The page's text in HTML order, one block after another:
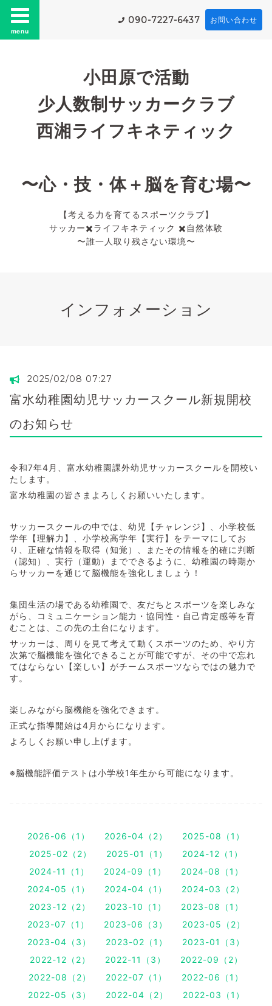
menu
090-7227-6437 お問い合わせ
小田原で活動
少人数制サッカークラブ
西湘ライフキネティック
〜心・技・体＋脳を育む場〜
【考える力を育てるスポーツクラブ】
サッカー✖️ライフキネティック ✖️自然体験
〜誰一人取り残さない環境〜
インフォメーション
2025/02/08 07:27
富水幼稚園幼児サッカースクール新規開校
のお知らせ
令和7年4月、富水幼稚園課外幼児サッカースクールを開校い
たします。
富水幼稚園の皆さまよろしくお願いいたします。
サッカースクールの中では、幼児【チャレンジ】、小学校低
学年【理解力】、小学校高学年【実行】をテーマにしてお
り、正確な情報を取得（知覚）、またその情報を的確に判断
（認知）、実行（運動）までできるように、幼稚園の時期か
らサッカーを通じて脳機能を強化しましょう！
集団生活の場である幼稚園で、友だちとスポーツを楽しみな
がら、コミュニケーション能力・協同性・自己肯定感等を育
むことは、この先の土台になります。
サッカーは、周りを見て考えて動くスポーツのため、やり方
次第で脳機能を強化できることが可能ですが、その中で忘れ
てはならない【楽しい】がチームスポーツならではの魅力で
す。
楽しみながら脳機能を強化できます。
正式な指導開始は4月からになります。
よろしくお願い申し上げます。
※脳機能評価テストは小学校1年生から可能になります。
2026-06（1） 2026-04（2）
2025-08（1）
2025-02（2）
2025-01（1）
2024-12（1）
2024-11（1）
2024-09（1）
2024-08（1）
2024-05（1）
2024-04（1）
2024-03（2）
2023-12（2）
2023-10（1）
2023-08（1）
2023-07（1）
2023-06（3）
2023-05（2）
2023-04（3）
2023-02（1）
2023-01（3）
2022-12（2）
2022-11（3）
2022-09（2）
2022-08（2）
2022-07（1）
2022-06（1）
2022-05（3）
2022-04（2）
2022-03（1）